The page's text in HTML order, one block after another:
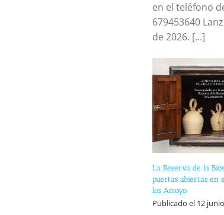
en el teléfono
679453640
de 2026. [...]
La Reserva de la
puertas abiertas en
los Arroyo
Publicado el 12